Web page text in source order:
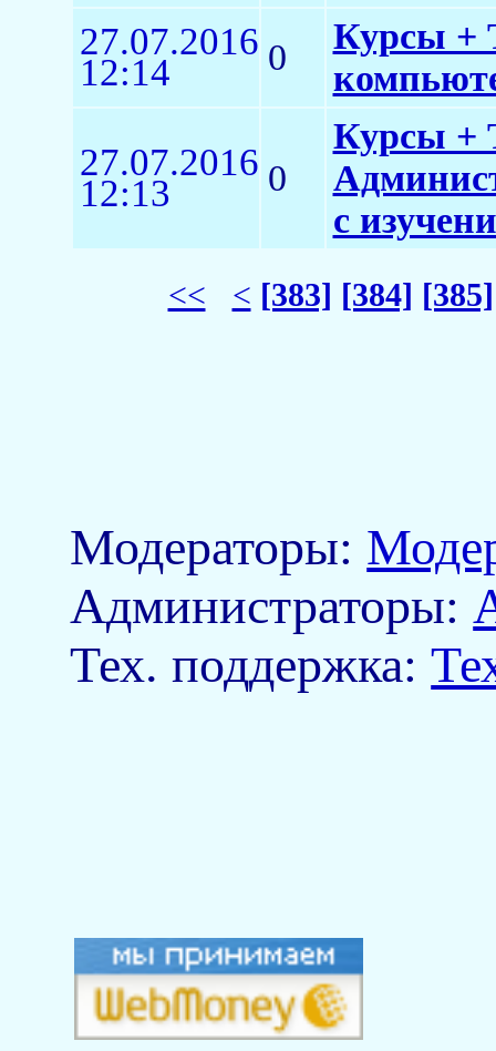
27.07.2016
12:14 0
Курсы +
27.07.2016
12:13 0
Курсы +
с
<< < [383] [384] [385]
Модераторы:
Aдминистраторы:
Тех. поддержка: